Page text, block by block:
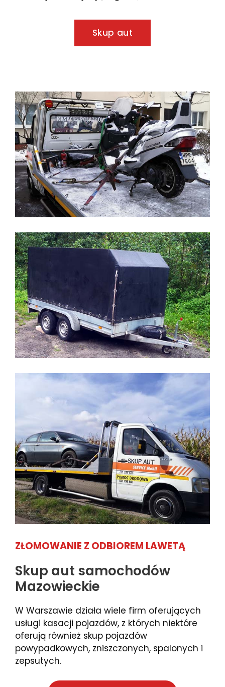
Skup aut
ZŁOMOWANIE Z ODBIOREM LAWETĄ
Skup aut samochodów
Mazowieckie
W Warszawie działa wiele firm oferujących
usługi kasacji pojazdów, z których niektóre
oferują również skup pojazdów
powypadkowych, zniszczonych, spalonych i
zepsutych.